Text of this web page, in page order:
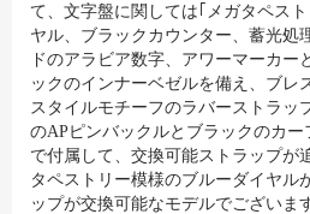
て、文字盤に関しては｢メガタペス
ヤル、ブラックカウンター、蓄光処
ドのアラビア数字、アワーマーカー
ックのインナーベゼルを備え、ブレ
スタイルモチーフのラバーストラッ
のAPピンバックルとブラックのカ
で付属して、交換可能ストラップが
タペストリー模様のブルーダイヤル
ップが交換可能なモデルでございま